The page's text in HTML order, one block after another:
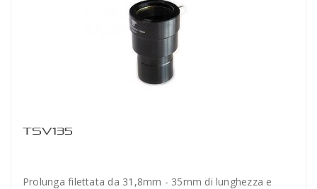
TSV135
Prolunga filettata da 31,8mm - 35mm di lunghezza e